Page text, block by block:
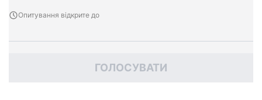
Опитування відкрите до
ГОЛОСУВАТИ